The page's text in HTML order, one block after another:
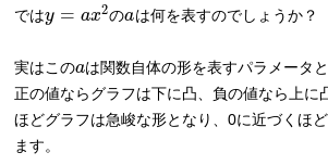
ではy = ax2のaは何を表すのでしょうか？
実はこのaは関数自体の形を表すパラメータ
正の値ならグラフは下に凸、負の値なら上に
ほどグラフは急峻な形となり、0に近づくほ
ます。